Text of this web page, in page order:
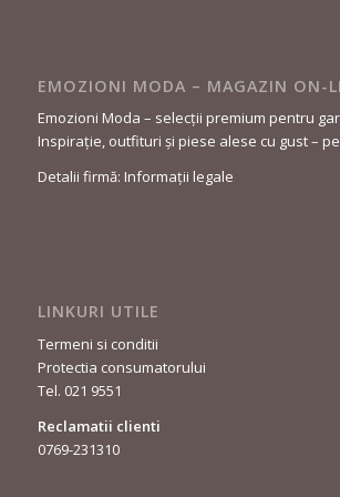
EMOZIONI MODA – MAGAZIN ON-
Emozioni Moda – selecții premium pentru
Inspirație, outfituri și piese alese cu gust –
Detalii firmă: Informații legale
LINKURI UTILE
Termeni si conditii
Protectia consumatorului
Tel. 021 9551
Reclamatii clienti
0769-231310